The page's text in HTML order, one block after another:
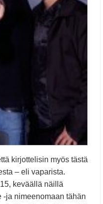
kirjottelisin myös tästä
– eli vaparista.
keväällä näillä
-ja nimeenomaan tähän